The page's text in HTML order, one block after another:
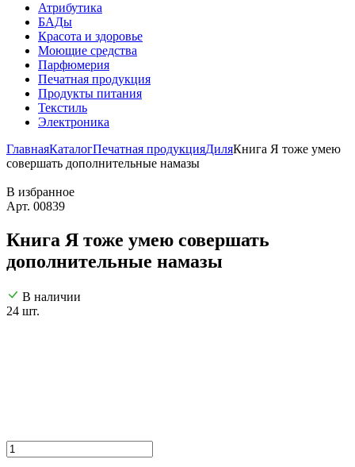
Атрибутика
БАДы
Красота и здоровье
Моющие средства
Парфюмерия
Печатная продукция
Продукты питания
Текстиль
Электроника
ГлавнаяКаталогПечатная продукцияДиляКнига Я тоже умею
совершать дополнительные намазы
В избранное
Арт. 00839
Книга Я тоже умею совершать
дополнительные намазы
В наличии
24 шт.